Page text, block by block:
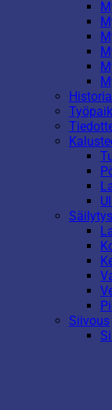
Historia
Säilytys
Siivous